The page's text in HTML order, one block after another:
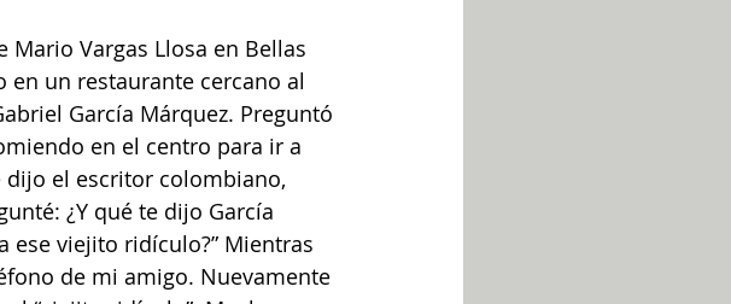
Vargas Llosa en Bellas
un restaurante cercano al
García Márquez. Preguntó
en el centro para ir a
dijo el escritor colombiano,
¿Y qué te dijo García
ese viejito ridículo?” Mientras
de mi amigo. Nuevamente